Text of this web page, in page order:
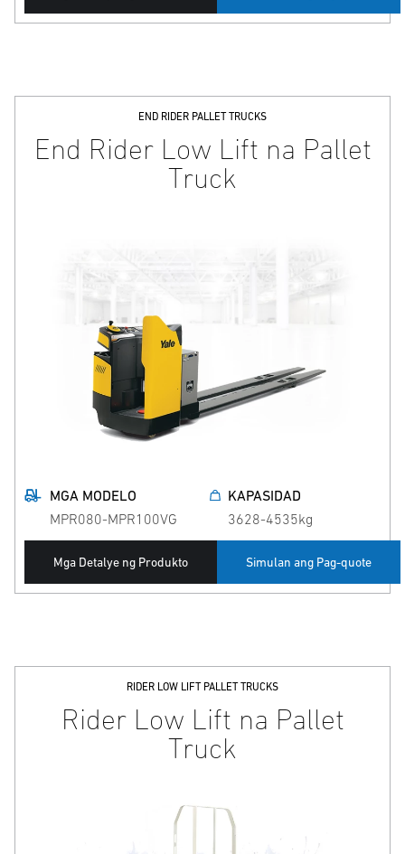
END RIDER PALLET TRUCKS
End Rider Low Lift na Pallet
Truck
MGA MODELO
MPR080-MPR100VG
KAPASIDAD
3628-4535kg
Mga Detalye ng Produkto Simulan ang Pag-quote
RIDER LOW LIFT PALLET TRUCKS
Rider Low Lift na Pallet
Truck